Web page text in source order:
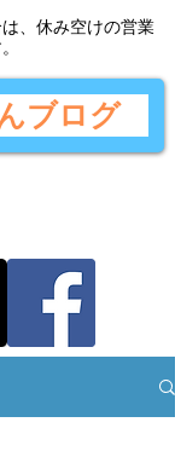
、休み空けの営業
ブログ